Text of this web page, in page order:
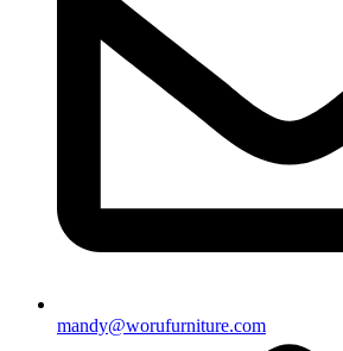
mandy@worufurniture.com